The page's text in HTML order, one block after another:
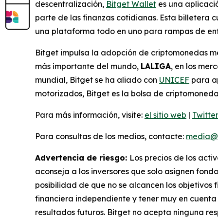
descentralización, Bitget Wallet es una
parte de las finanzas cotidianas. Esta billetera
una plataforma todo en uno para rampas de
Bitget impulsa la adopción de criptomonedas
más importante del mundo, LALIGA, en los
mundial, Bitget se ha aliado con UNICEF para
motorizados, Bitget es la bolsa de
Para más información, visite: el sitio web | Twitter
Para consultas de los medios, contacte:
Advertencia de riesgo: Los precios de los
aconseja a los inversores que solo asignen
posibilidad de que no se alcancen los objetivos
financiera independiente y tener muy en
resultados futuros. Bitget no acepta ninguna